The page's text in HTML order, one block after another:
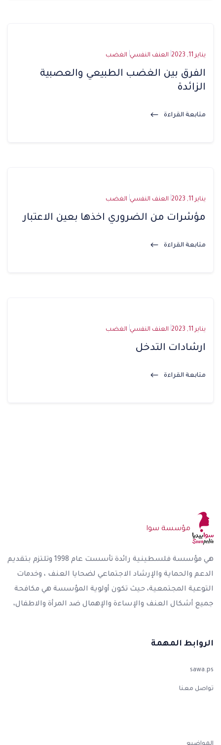
يناير 11, 2023 العنف النفسي الغضب
الفرق بين الغضب الطبيعي والعصبية
الزائدة
متابعة القراءة
يناير 11, 2023 العنف النفسي الغضب
مؤشرات من الضروري اخذها بعين الاعتبار
متابعة القراءة
يناير 11, 2023 العنف النفسي الغضب
ارشادات التدخل
متابعة القراءة
مؤسسة سوا
هي مؤسسة فلسطينية رائدة تأسست عام 1998 وتلتزم بتقديم
الدعم والحماية والإرشاد الاجتماعي لضحايا العنف ، وخدمات
التوعية المجتمعية، حيث تكون أولوية المؤسسة هي مكافحة
جميع أشكال العنف والإساءة والإهمال ضد المرأة والاطفال،
الروابط المهمة
sawa.ps
تواصل معنا